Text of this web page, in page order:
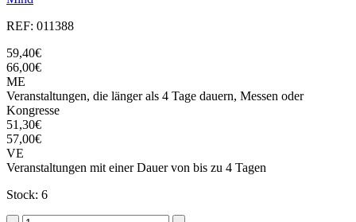
REF: 011388
59,40€
66,00€
ME
Veranstaltungen, die länger als 4 Tage dauern, Messen oder
Kongresse
51,30€
57,00€
VE
Veranstaltungen mit einer Dauer von bis zu 4 Tagen
Stock: 6